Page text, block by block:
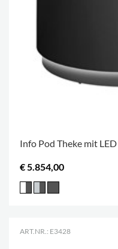
Info Pod Theke mit LED
€ 5.854,00
ART.NR.: E3428